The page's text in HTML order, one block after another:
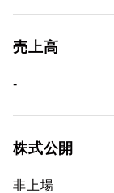
売上高
-
株式公開
非上場